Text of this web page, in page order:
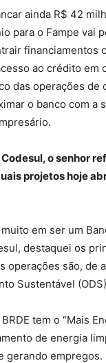
ainda R$ 42
para o Fampe vai
financiamentos
ao crédito
das operações
o banco com a
Codesul, o senhor
projetos hoje
em ser um
destaquei os
operações são,
Sustentável
tem o “Mais
de energia
gerando